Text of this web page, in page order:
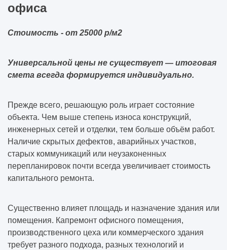
офиса
Стоимость - от 25000 р/м2
Универсальной цены не существует — итоговая
смета всегда формируется индивидуально.
Прежде всего, решающую роль играет состояние
объекта. Чем выше степень износа конструкций,
инженерных сетей и отделки, тем больше объём работ.
Наличие скрытых дефектов, аварийных участков,
старых коммуникаций или неузаконенных
перепланировок почти всегда увеличивает стоимость
капитального ремонта.
Существенно влияет площадь и назначение здания или
помещения. Капремонт офисного помещения,
производственного цеха или коммерческого здания
требует разного подхода, разных технологий и